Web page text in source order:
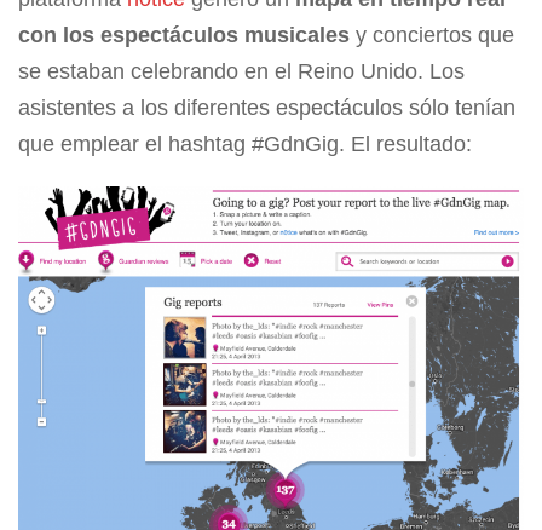
con los espectáculos musicales y conciertos que
se estaban celebrando en el Reino Unido. Los
asistentes a los diferentes espectáculos sólo tenían
que emplear el hashtag #GdnGig. El resultado: